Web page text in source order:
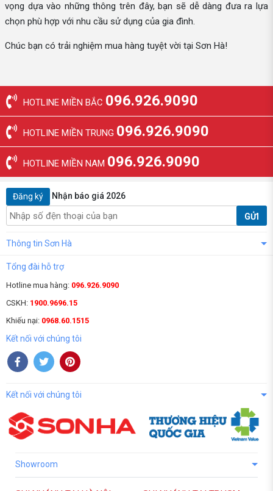
vọng dựa vào những thông trên đây, bạn sẽ dễ dàng đưa ra lựa
chọn phù hợp với nhu cầu sử dụng của gia đình.
Chúc bạn có trải nghiệm mua hàng tuyệt vời tại Sơn Hà!
HOTLINE MIỀN BẮC 096.926.9090
HOTLINE MIỀN TRUNG 096.926.9090
HOTLINE MIỀN NAM 096.926.9090
Đăng ký Nhận báo giá 2026
GỬI
Thông tin Sơn Hà
Tổng đài hỗ trợ
Hotline mua hàng: 096.926.9090
CSKH: 1900.9696.15
Khiếu nại: 0968.60.1515
Kết nối với chúng tôi
Kết nối với chúng tôi
Showroom